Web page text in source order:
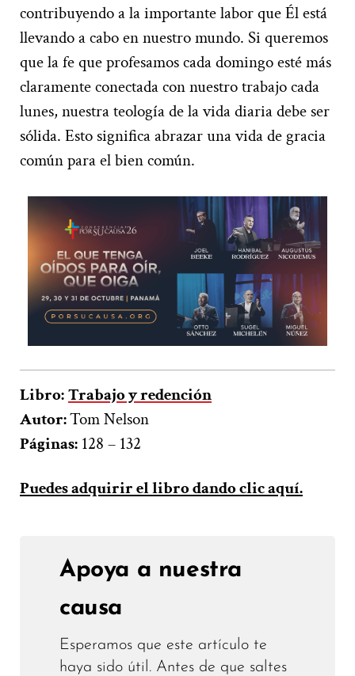
contribuyendo a la importante labor que Él está
llevando a cabo en nuestro mundo. Si queremos
que la fe que profesamos cada domingo esté más
claramente conectada con nuestro trabajo cada
lunes, nuestra teología de la vida diaria debe ser
sólida. Esto significa abrazar una vida de gracia
común para el bien común.
Libro:Trabajo y redención
Autor:Tom Nelson
Páginas: 128 – 132
Puedes adquirir el libro dando clic aquí.
Apoya a nuestra
causa
Esperamos que este artículo te
haya sido útil. Antes de que saltes